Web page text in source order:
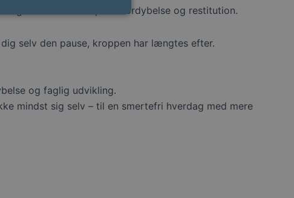
omgivelser støtter op om fordybelse og restitution.
selv den pause, kroppen har længtes efter.
og faglig udvikling.
mindst sig selv – til en smertefri hverdag med mere